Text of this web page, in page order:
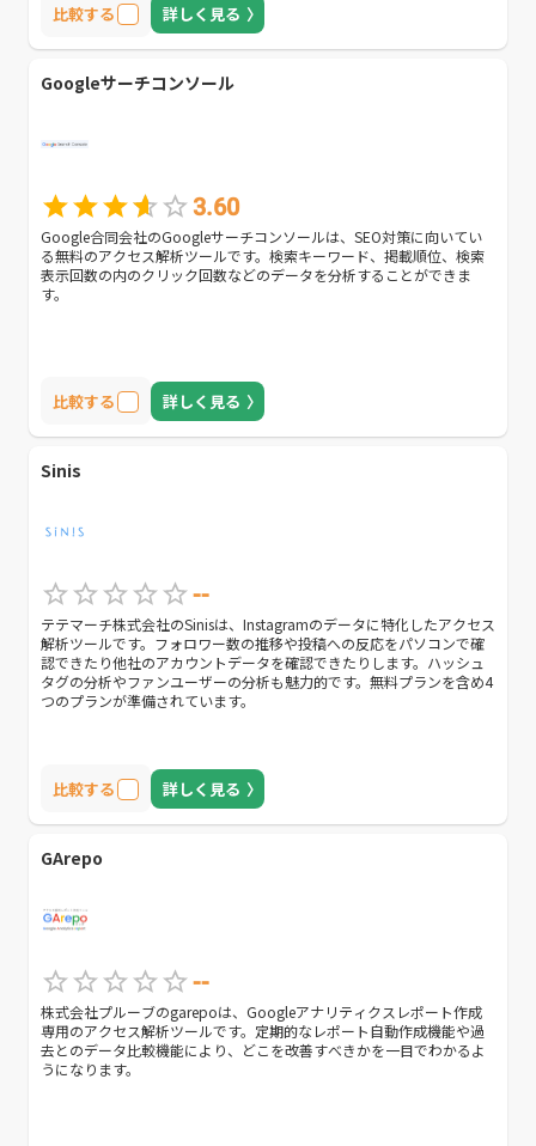
比較する 詳しく見る
Googleサーチコンソール
3.60
Google合同会社のGoogleサーチコンソールは、SEO対策に向いてい
る無料のアクセス解析ツールです。検索キーワード、掲載順位、検索
表示回数の内のクリック回数などのデータを分析することができま
す。
比較する 詳しく見る
Sinis
--
テテマーチ株式会社のSinisは、Instagramのデータに特化したアクセス
解析ツールです。フォロワー数の推移や投稿への反応をパソコンで確
認できたり他社のアカウントデータを確認できたりします。ハッシュ
タグの分析やファンユーザーの分析も魅力的です。無料プランを含め4
つのプランが準備されています。
比較する 詳しく見る
GArepo
--
株式会社プルーブのgarepoは、Googleアナリティクスレポート作成
専用のアクセス解析ツールです。定期的なレポート自動作成機能や過
去とのデータ比較機能により、どこを改善すべきかを一目でわかるよ
うになります。